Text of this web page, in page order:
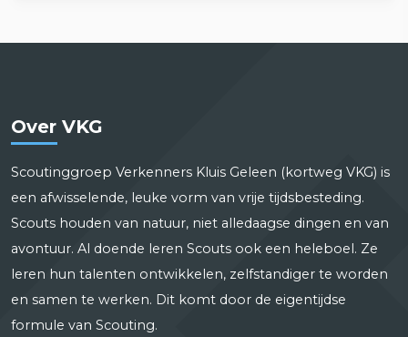
Over VKG
Scoutinggroep Verkenners Kluis Geleen (kortweg VKG) is
een afwisselende, leuke vorm van vrije tijdsbesteding.
Scouts houden van natuur, niet alledaagse dingen en van
avontuur. Al doende leren Scouts ook een heleboel. Ze
leren hun talenten ontwikkelen, zelfstandiger te worden
en samen te werken. Dit komt door de eigentijdse
formule van Scouting.